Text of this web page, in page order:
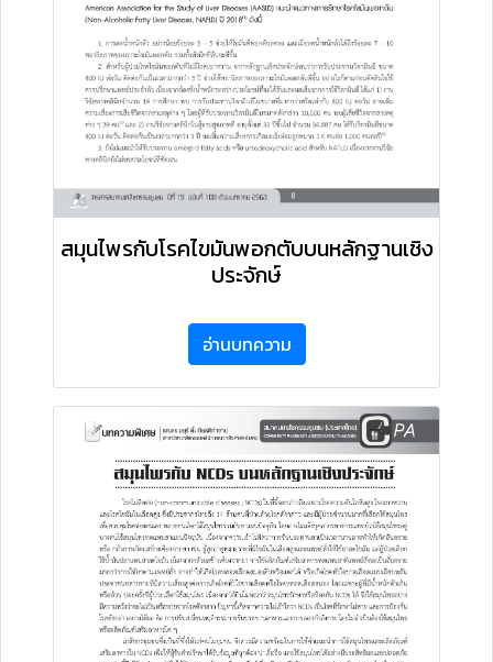
สมุนไพรกับโรคไขมันพอกตับบนหลักฐานเชิง
ประจักษ์
อ่านบทความ